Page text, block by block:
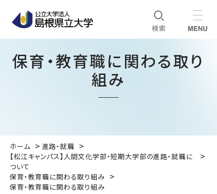
保育・教育職に関わる取り
組み
ホーム
進路・就職
【松江キャンパス】人間文化学部・短期大学部の進路・就職に
ついて
保育・教育職に関わる取り組み
保育・教育職に関わる取り組み